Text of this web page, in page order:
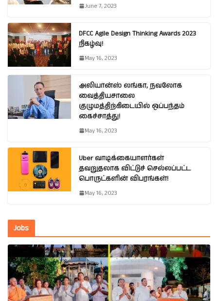
June 7, 2023
DFCC Agile Design Thinking Awards 2023
நிகழ்வு!
May 16, 2023
அலியான்ஸ் லங்கா, நவலோக
வைத்தியசாலை
குழுமத்திற்கிடையில் ஒப்பந்தம்
கைச்சாத்து!
May 16, 2023
Uber வாடிக்கையாளர்கள்
தவறுதலாக விட்டுச் செல்லப்பட்ட
பொருட்களின் விபரங்கள்!
May 16, 2023
Jobs